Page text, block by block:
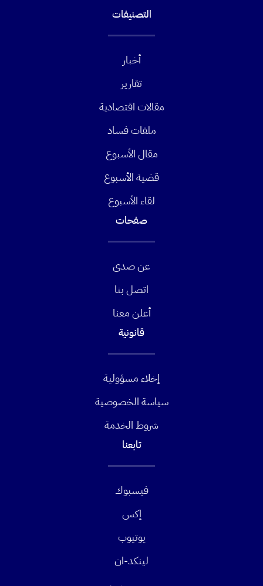
التصنيفات
أخبار
تقارير
مقالات اقتصادية
ملفات فساد
مقال الأسبوع
قضية الأسبوع
لقاء الأسبوع
صفحات
عن صدى
اتصل بنا
أعلن معنا
قانونية
إخلاء مسؤولية
سياسة الخصوصية
شروط الخدمة
تابعنا
فيسبوك
إكس
يوتيوب
لينكد-ان